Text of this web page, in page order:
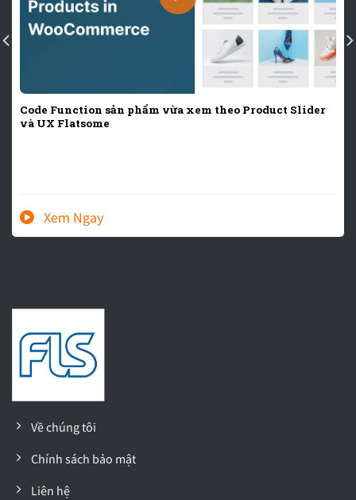
Code Function sản phẩm vừa xem theo Product Slider
và UX Flatsome
Về chúng tôi
Chính sách bảo mật
Liên hệ